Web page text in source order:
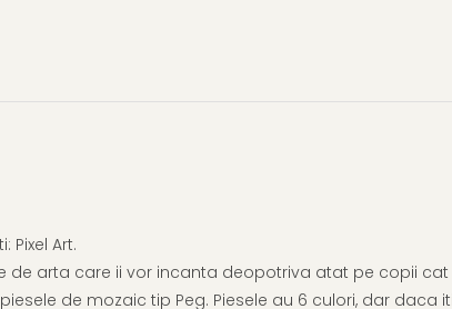
Art.
de arta care ii vor incanta deopotriva atat pe copii cat
de mozaic tip Peg. Piesele au 6 culori, dar daca